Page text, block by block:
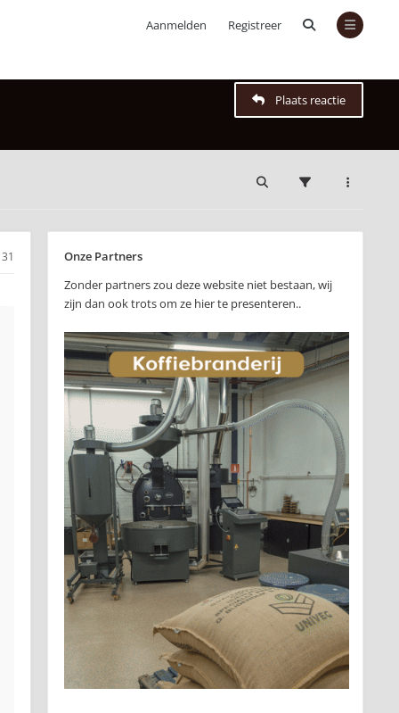
Aanmelden Registreer
Plaats reactie
31
Onze Partners
Zonder partners zou deze website niet bestaan, wij
zijn dan ook trots om ze hier te presenteren..